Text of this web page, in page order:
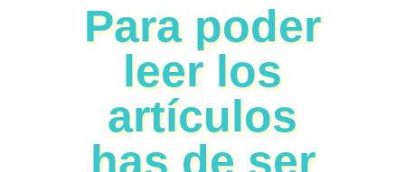
Para poder
leer los
artículos
has de ser